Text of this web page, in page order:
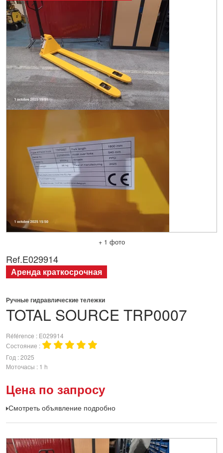
+ 1 фото
TOTAL SOURCE TRP0007
Ручные гидравлические тележки
Référence
E029914
Состояние
Год 2025
Моточасы
1 h
Цена по запросу
Смотреть объявление подробно
Ref.E029914
Аренда краткосрочная